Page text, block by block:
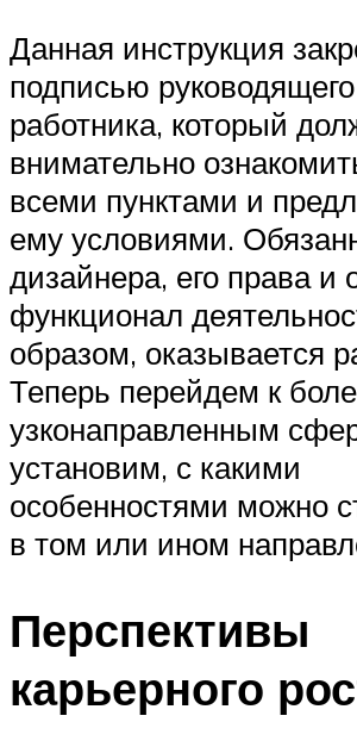
Данная инструкция
подписью
работника, который
внимательно
всеми пунктами и
ему условиями.
дизайнера, его права и
функционал
образом, оказывается
Теперь перейдем к
узконаправленным
установим, с какими
особенностями можно
в том или ином
Перспективы
карьерного